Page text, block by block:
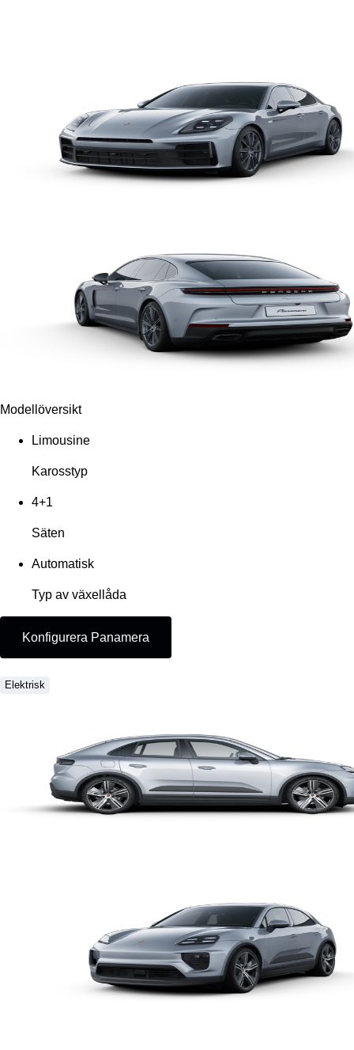
Modellöversikt
Limousine
Karosstyp
4+1
Säten
Automatisk
Typ av växellåda
Konfigurera Panamera
Elektrisk